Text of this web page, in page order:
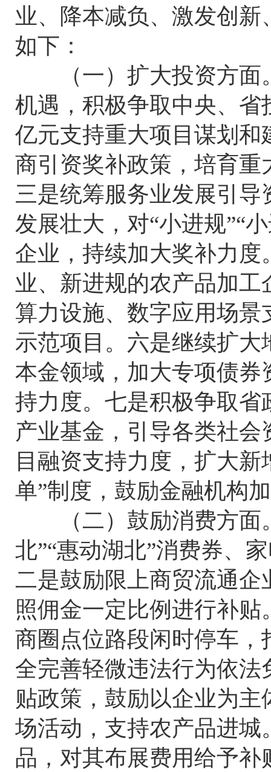
业、降本减负、激发创
如下：
（一）扩大投资方面
机遇，积极争取中央、
亿元支持重大项目谋划
商引资奖补政策，培育
三是统筹服务业发展引
发展壮大，对“小进规”“
企业，持续加大奖补力
业、新进规的农产品加
算力设施、数字应用场
示范项目。六是继续扩
本金领域，加大专项债
持力度。七是积极争取
产业基金，引导各类社
目融资支持力度，扩大
单”制度，鼓励金融机构
（二）鼓励消费方面
北”“惠动湖北”消费券、
二是鼓励限上商贸流通
照佣金一定比例进行补
商圈点位路段闲时停车
全完善轻微违法行为依
贴政策，鼓励以企业为
场活动，支持农产品进
品，对其布展费用给予补